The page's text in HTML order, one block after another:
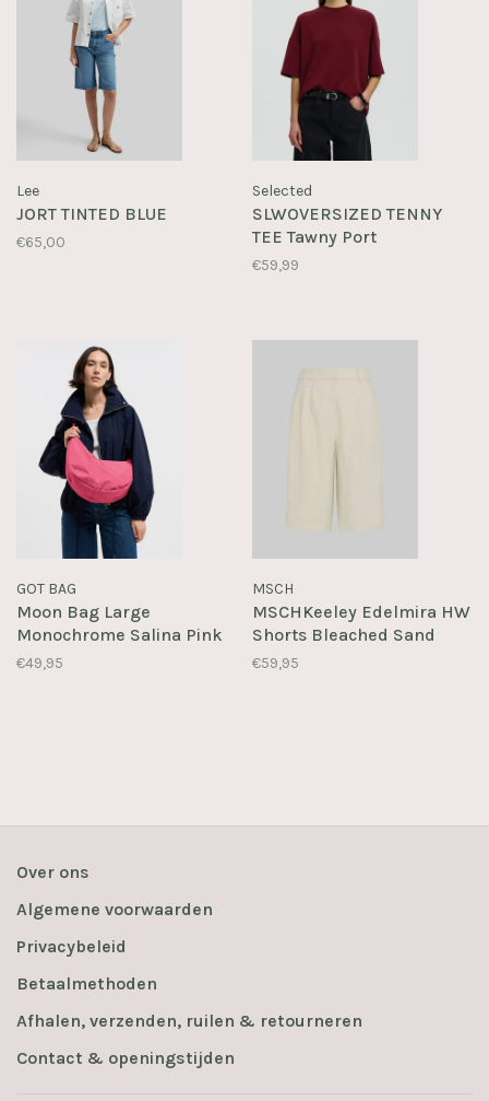
Lee
JORT TINTED BLUE
€65,00
Selected
SLWOVERSIZED TENNY
TEE Tawny Port
€59,99
GOT BAG
Moon Bag Large
Monochrome Salina Pink
€49,95
MSCH
MSCHKeeley Edelmira HW
Shorts Bleached Sand
€59,95
Over ons
Algemene voorwaarden
Privacybeleid
Betaalmethoden
Afhalen, verzenden, ruilen & retourneren
Contact & openingstijden